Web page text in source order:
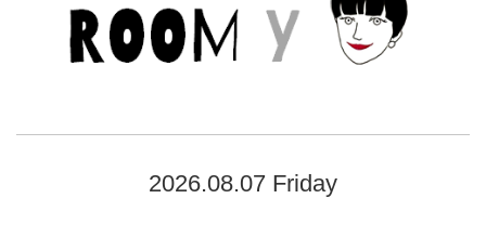
2026.08.07 Friday